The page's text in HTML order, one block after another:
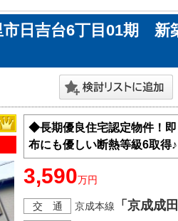
市日吉台6丁目01期 新
◆長期優良住宅認定物件！
布にも優しい断熱等級6取得♪
3,590万円
交 通 京成本線 「京成成田